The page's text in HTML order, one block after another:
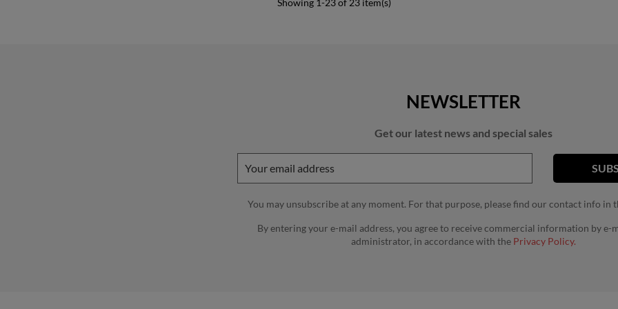
NEWSLETTER
Get our latest news and special sales
You may unsubscribe at any moment. For that purpose, please find our contact info in
By entering your e-mail address, you agree to receive commercial information by e-
administrator, in accordance with the Privacy Policy.